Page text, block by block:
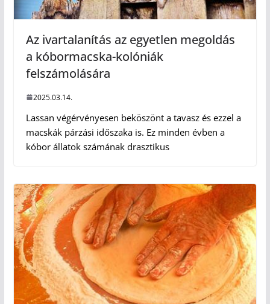
Az ivartalanítás az egyetlen megoldás
a kóbormacska-kolóniák
felszámolására
2025.03.14.
Lassan végérvényesen beköszönt a tavasz és ezzel a
macskák párzási időszaka is. Ez minden évben a
kóbor állatok számának drasztikus